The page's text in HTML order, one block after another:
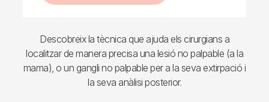
Descobreix la tècnica que ajuda els cirurgians a
localitzar de manera precisa una lesió no palpable (a la
mama), o un gangli no palpable per a la seva extirpació i
la seva anàlisi posterior.